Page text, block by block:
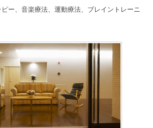
ー、音楽療法、運動療法、ブレイントレーニ